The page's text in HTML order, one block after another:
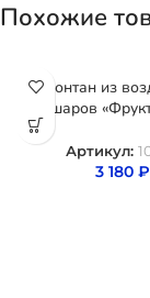
Похожие
Фонтан из
шаров
Артикул:
3 180 ₽